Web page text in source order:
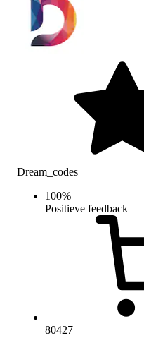
Dream_codes
100%
Positieve feedback
80427